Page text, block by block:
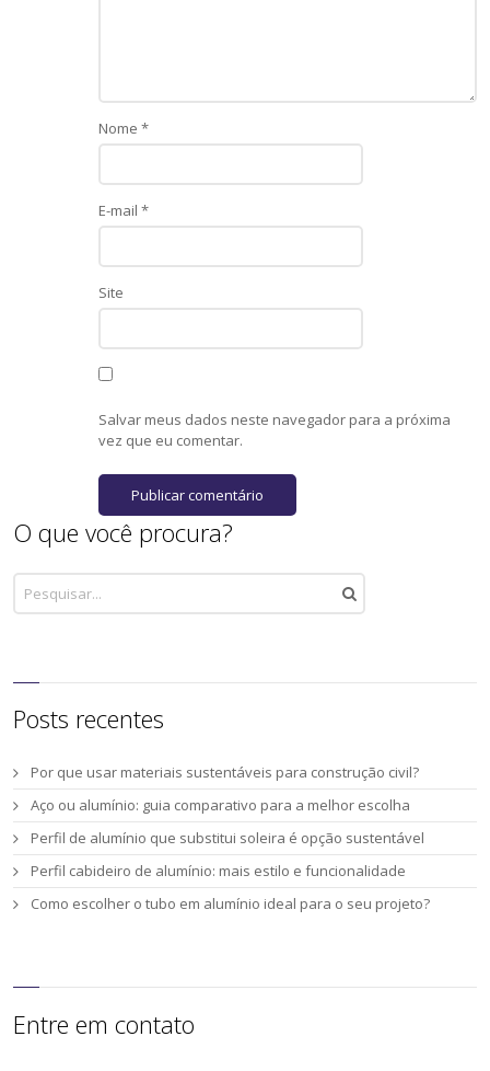
Nome*
E-mail*
Site
Salvar meus dados neste navegador para a próxima
vez que eu comentar.
O que você procura?
Posts recentes
Por que usar materiais sustentáveis para construção civil?
Aço ou alumínio: guia comparativo para a melhor escolha
Perfil de alumínio que substitui soleira é opção sustentável
Perfil cabideiro de alumínio: mais estilo e funcionalidade
Como escolher o tubo em alumínio ideal para o seu projeto?
Entre em contato